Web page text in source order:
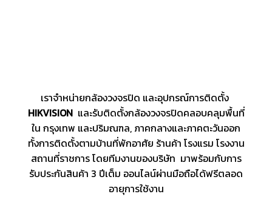
เราจำหน่ายกล้องวงจรปิด และอุปกรณ์การติดตั้ง
HIKVISIONและรับติดตั้งกล้องวงจรปิดคลอบคลุมพื้นที่
ใน กรุงเทพ และปริมณฑล, ภาคกลางและภาคตะวันออก
ทั้งการติดตั้งตามบ้านที่พักอาศัย ร้านค้า โรงแรม โรงงาน
สถานที่ราชการ โดยทีมงานของบริษัท มาพร้อมกับการ
รับประกันสินค้า 3 ปีเต็ม ออนไลน์ผ่านมือถือได้ฟรีตลอด
อายุการใช้งาน